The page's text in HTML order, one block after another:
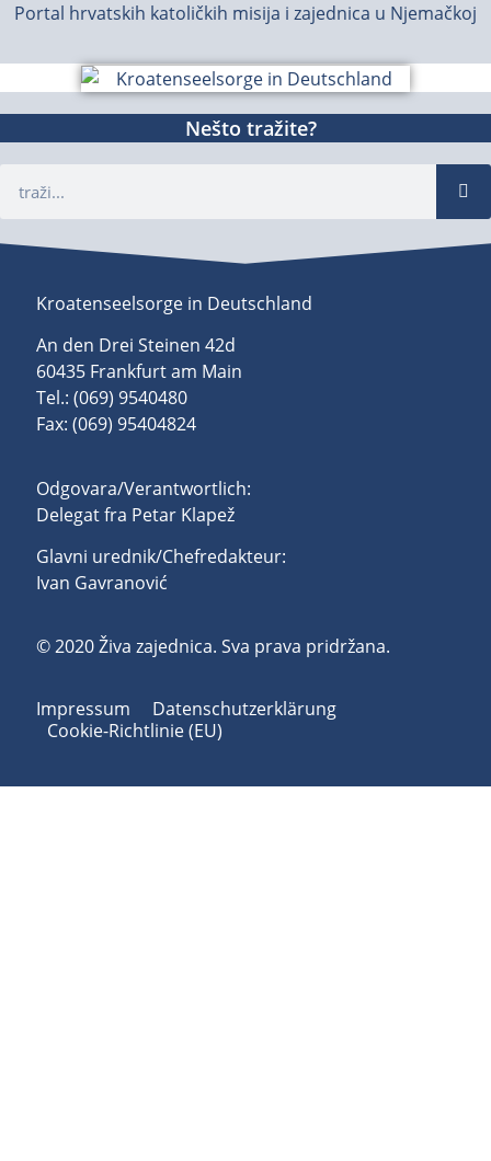
Portal hrvatskih katoličkih misija i zajednica u Njemačkoj
Nešto tražite?
Kroatenseelsorge in Deutschland
An den Drei Steinen 42d
60435 Frankfurt am Main
Tel.: (069) 9540480
Fax: (069) 95404824
Odgovara/Verantwortlich:
Delegat fra Petar Klapež
Glavni urednik/Chefredakteur:
Ivan Gavranović
© 2020 Živa zajednica. Sva prava pridržana.
Impressum
Datenschutzerklärung
Cookie-Richtlinie (EU)